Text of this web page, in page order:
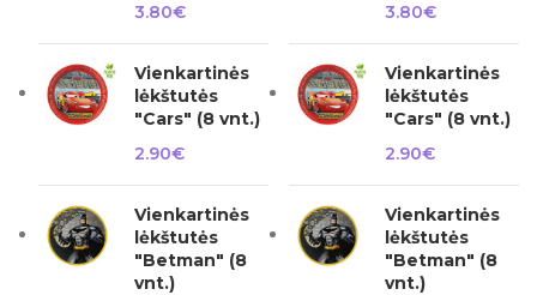
3.80€
Vienkartinės
lėkštutės
"Cars" (8 vnt.)
2.90€
Vienkartinės
lėkštutės
"Betman" (8
vnt.)
3.80€
Vienkartinės
lėkštutės
"Cars" (8 vnt.)
2.90€
Vienkartinės
lėkštutės
"Betman" (8
vnt.)